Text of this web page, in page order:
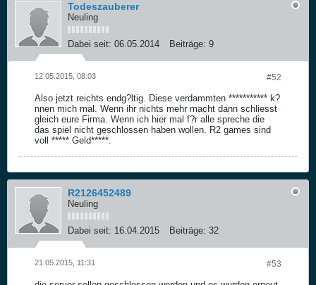
Todeszauberer
Neuling
Dabei seit: 06.05.2014 Beiträge: 9
#52
12.05.2015, 08:03
Also jetzt reichts endg?ltig. Diese verdammten *********** k?
nnen mich mal. Wenn ihr nichts mehr macht dann schliesst
gleich eure Firma. Wenn ich hier mal f?r alle spreche die
das spiel nicht geschlossen haben wollen. R2 games sind
voll ***** Geld*****.
R2126452489
Neuling
Dabei seit: 16.04.2015 Beiträge: 32
#53
21.05.2015, 11:31